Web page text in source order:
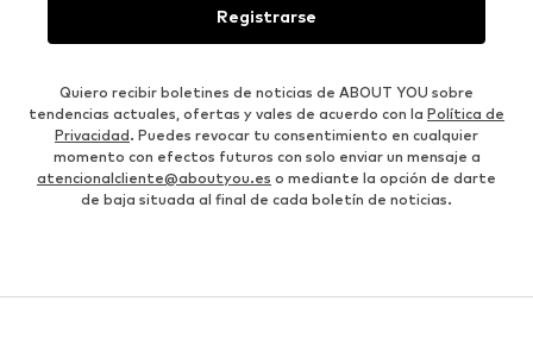
Registrarse
Quiero recibir boletines de noticias de ABOUT YOU sobre
tendencias actuales, ofertas y vales de acuerdo con la Política de
Privacidad. Puedes revocar tu consentimiento en cualquier
momento con efectos futuros con solo enviar un mensaje a
atencionalcliente@aboutyou.es o mediante la opción de darte
de baja situada al final de cada boletín de noticias.